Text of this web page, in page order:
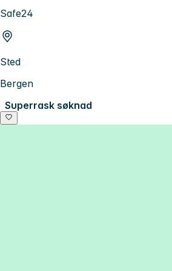
Safe24
Sted
Bergen
Superrask søknad